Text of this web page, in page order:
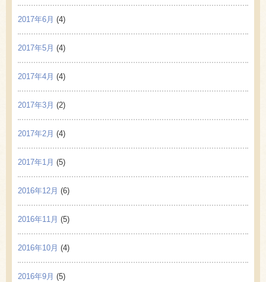
2017年6月 (4)
2017年5月 (4)
2017年4月 (4)
2017年3月 (2)
2017年2月 (4)
2017年1月 (5)
2016年12月 (6)
2016年11月 (5)
2016年10月 (4)
2016年9月 (5)